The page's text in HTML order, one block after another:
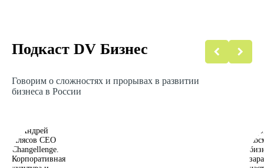
Подкаст DV Бизнес
Говорим о сложностях и прорывах в развитии
бизнеса в России